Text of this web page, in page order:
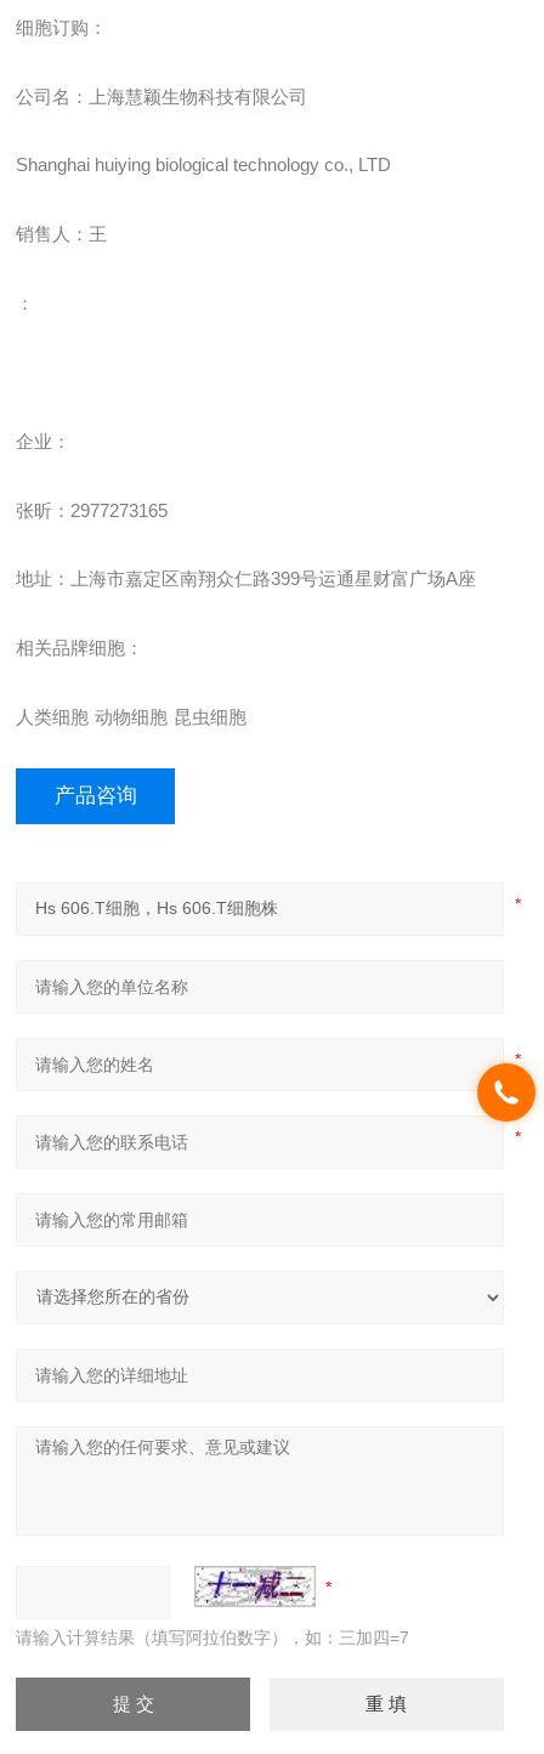
细胞订购：
公司名：上海慧颖生物科技有限公司
Shanghai huiying biological technology co., LTD
销售人：王
：
企业 ：
张昕： 2977273165
地址：上海市嘉定区南翔众仁路399号运通星财富广场A座
相关品牌细胞：
人类细胞 动物细胞 昆虫细胞
产品咨询
请输入计算结果（填写阿拉伯数字），如：三加四=7